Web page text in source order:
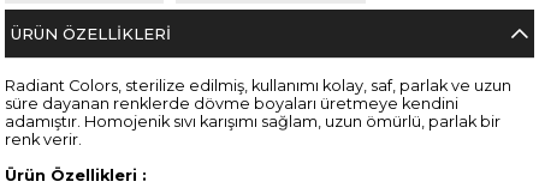
ÜRÜN ÖZELLIKLERI
Radiant Colors, sterilize edilmiş, kullanımı kolay, saf, parlak ve uzun
süre dayanan renklerde dövme boyaları üretmeye kendini
adamıştır. Homojenik sıvı karışımı sağlam, uzun ömürlü, parlak bir
renk verir.
Ürün Özellikleri :